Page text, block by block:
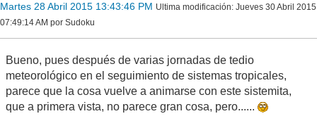
Martes 28 Abril 2015 13:43:46 PM Ultima modificación: Jueves 30 Abril 2015
07:49:14 AM por Sudoku
Bueno, pues después de varias jornadas de tedio
meteorológico en el seguimiento de sistemas tropicales,
parece que la cosa vuelve a animarse con este sistemita,
que a primera vista, no parece gran cosa, pero......